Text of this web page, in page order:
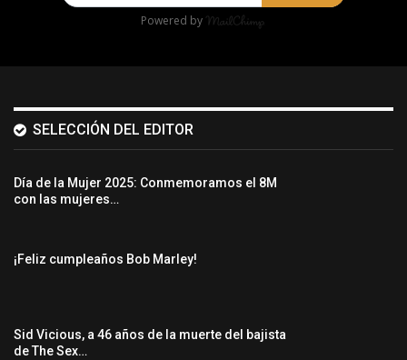
Powered by
SELECCIÓN DEL EDITOR
Día de la Mujer 2025: Conmemoramos el 8M
con las mujeres…
¡Feliz cumpleaños Bob Marley!
Sid Vicious, a 46 años de la muerte del bajista
de The Sex…